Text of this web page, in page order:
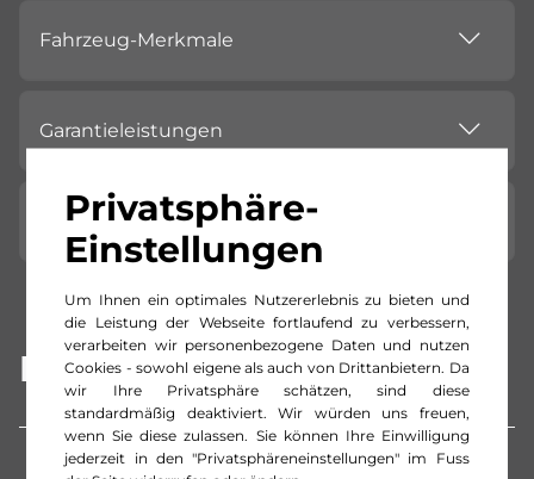
Privatsphäre-
Einstellungen
Um Ihnen ein optimales Nutzererlebnis zu bieten und
die Leistung der Webseite fortlaufend zu verbessern,
verarbeiten wir personenbezogene Daten und nutzen
Cookies - sowohl eigene als auch von Drittanbietern. Da
wir Ihre Privatsphäre schätzen, sind diese
standardmäßig deaktiviert. Wir würden uns freuen,
wenn Sie diese zulassen. Sie können Ihre Einwilligung
jederzeit in den "Privatsphäreneinstellungen" im Fuss
Fahrzeug-Merkmale
Garantieleistungen
Standort
Beschreibung